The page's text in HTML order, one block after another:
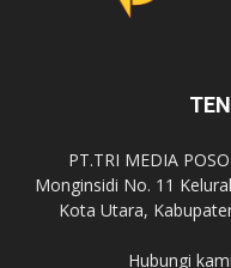
PT.TRI MEDIA
Monginsidi No. 11
Kota Utara,
Hubungi